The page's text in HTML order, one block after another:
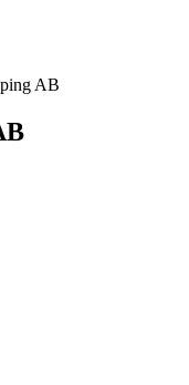
AB